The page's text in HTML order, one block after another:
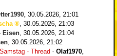
30.05.2026, 21:01
30.05.2026, 21:03
Eisen 30.05.2026, 21:04
30.05.2026, 21:02
- Thread - Olaf1970